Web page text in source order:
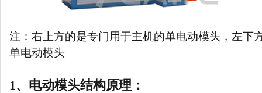
注：右上方的是专门用于主机的单电动模头，左下
单电动模头
1、电动模头结构原理：